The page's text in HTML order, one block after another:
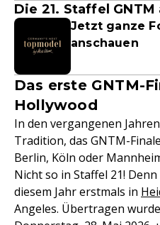
Die 21. Staffel
Jetzt ganze
anschauen
Das erste GNTM-
Hollywood
In den vergangenen
Tradition, das GNTM-
Berlin, Köln oder
Nicht so in Staffel 21!
diesem Jahr erstmals in
Angeles. Übertragen